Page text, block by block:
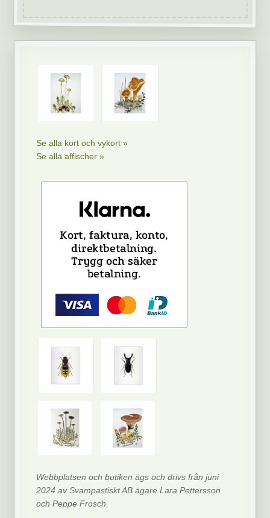
Se alla kort och vykort »
Se alla affischer »
Webbplatsen och butiken ägs och drivs från juni
2024 av Svampastiskt AB ägare Lara Pettersson
och Peppe Frosch.